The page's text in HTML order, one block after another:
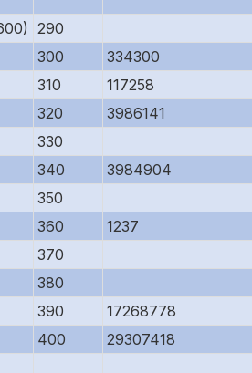
290
300 334300
310 117258
320 3986141
330
340 3984904
350
360 1237
370
380
390 17268778
400 29307418